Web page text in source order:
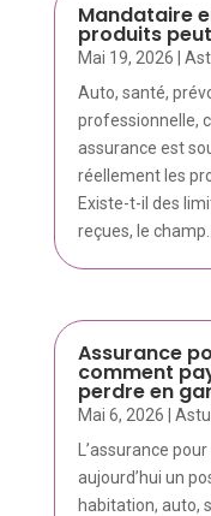
Mandataire
produits
Mai 19, 2026
Auto, santé,
professionnelle,
assurance est
réellement les
Existe-t-il des
reçues, le
Assurance
comment
perdre en
Mai 6, 2026
L’assurance
aujourd’hui un
habitation, auto,